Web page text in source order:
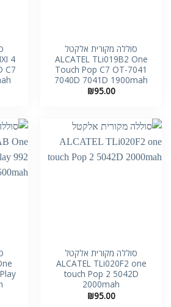
סוללה מקורית אלקטל
ALCATEL TLi019B2 One
Touch Pop C7 OT-7041
7040D 7041D 1900mah
₪95.00
4
C7
סוללה מקורית אלקטל
ALCATEL TLi020F2 one
touch Pop 2 5042D
2000mah
₪95.00